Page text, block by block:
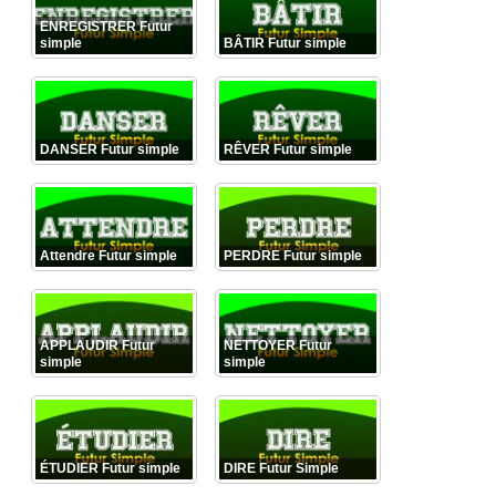
ENREGISTRER Futur
simple
BÂTIR Futur simple
DANSER Futur simple RÊVER Futur simple
Attendre Futur simple PERDRE Futur simple
APPLAUDIR Futur
simple
NETTOYER Futur
simple
ÉTUDIER Futur simple DIRE Futur Simple